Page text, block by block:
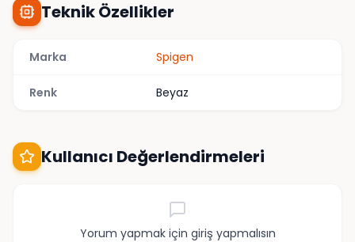
Teknik Özellikler
Marka Spigen
Renk Beyaz
Kullanıcı Değerlendirmeleri
Yorum yapmak için giriş yapmalısın